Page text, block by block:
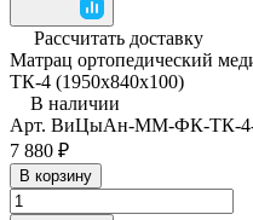
Рассчитать доставку
Матрац ортопедический
ТК-4 (1950x840x100)
В наличии
Арт. ВиЦыАн-ММ-ФК-ТК-
7 880 ₽
В корзину